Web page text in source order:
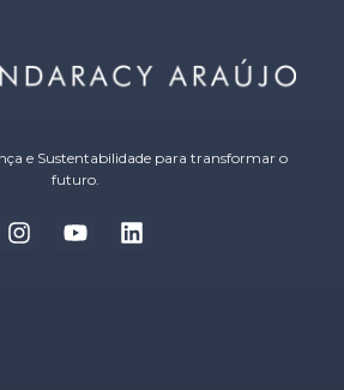
e Sustentabilidade para transformar o
futuro.